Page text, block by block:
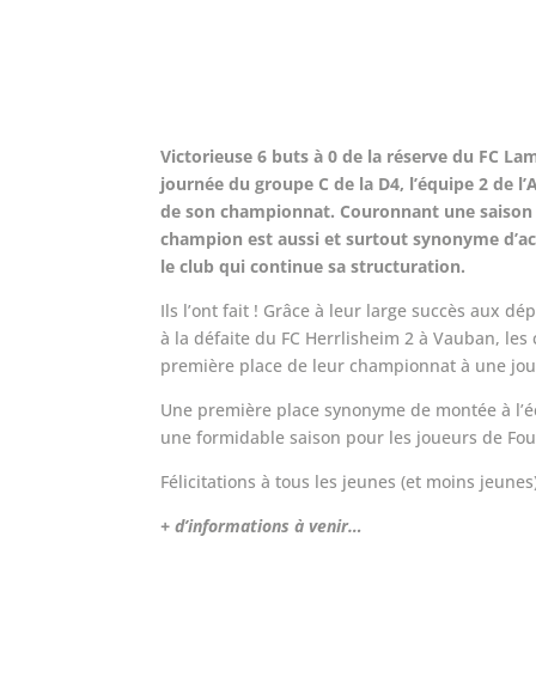
Victorieuse 6 buts à 0 de la réserve du FC
journée du groupe C de la D4, l’équipe 2 de
de son championnat. Couronnant une
champion est aussi et surtout synonyme
le club qui continue sa structuration.
Ils l’ont fait ! Grâce à leur large succès aux
à la défaite du FC Herrlisheim 2 à Vauban,
première place de leur championnat à une
Une première place synonyme de montée à
une formidable saison pour les joueurs de
Félicitations à tous les jeunes (et moins
+ d’informations à venir…